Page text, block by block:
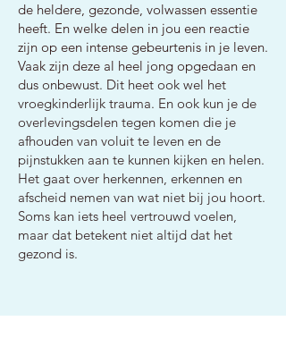
de heldere, gezonde, volwassen essentie
heeft. En welke delen in jou een reactie
zijn op een intense gebeurtenis in je leven.
Vaak zijn deze al heel jong opgedaan en
dus onbewust. Dit heet ook wel het
vroegkinderlijk trauma. En ook kun je de
overlevingsdelen tegen komen die je
afhouden van voluit te leven en de
pijnstukken aan te kunnen kijken en helen.
Het gaat over herkennen, erkennen en
afscheid nemen van wat niet bij jou hoort.
Soms kan iets heel vertrouwd voelen,
maar dat betekent niet altijd dat het
gezond is.